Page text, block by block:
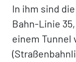
In ihm sind
Bahn-Linie
einem Tunnel